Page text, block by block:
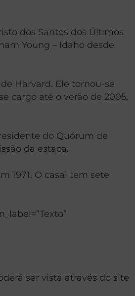
dos Santos dos Últimos
Young – Idaho desde
Harvard. Ele tornou-se
cargo até o verão de 2005,
do Quórum de
da estaca.
1971. O casal tem sete
ser vista através do site